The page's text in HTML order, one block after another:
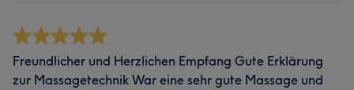
Freundlicher und Herzlichen Empfang Gute Erklärung
zur Massagetechnik War eine sehr gute Massage und